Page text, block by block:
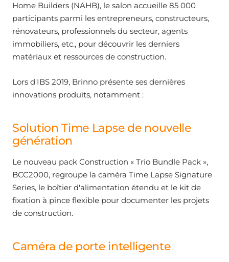
Home Builders (NAHB), le salon accueille 85 000
participants parmi les entrepreneurs, constructeurs,
rénovateurs, professionnels du secteur, agents
immobiliers, etc., pour découvrir les derniers
matériaux et ressources de construction.
Lors d'IBS 2019, Brinno présente ses dernières
innovations produits, notamment :
Solution Time Lapse de nouvelle
génération
Le nouveau pack Construction « Trio Bundle Pack »,
BCC2000, regroupe la caméra Time Lapse Signature
Series, le boîtier d'alimentation étendu et le kit de
fixation à pince flexible pour documenter les projets
de construction.
Caméra de porte intelligente